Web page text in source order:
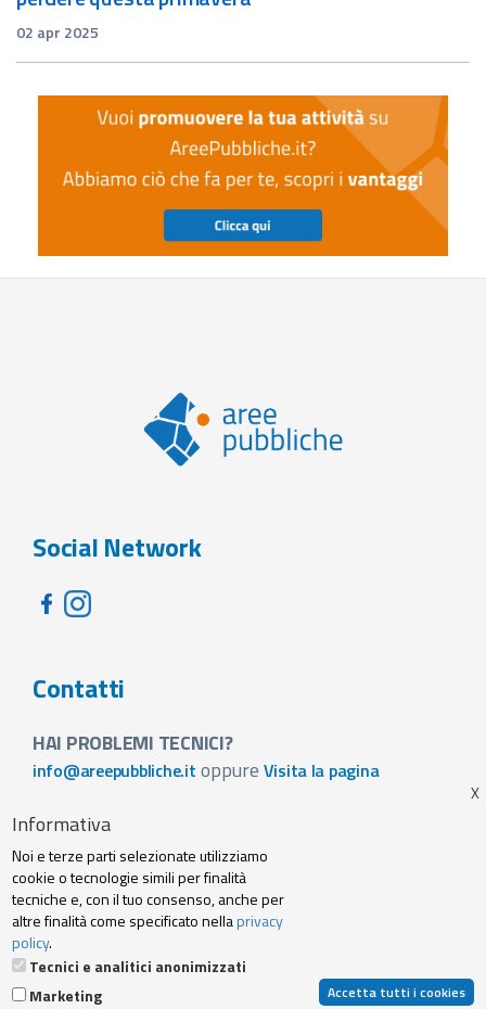
02 apr 2025
Social Network
Contatti
HAI PROBLEMI TECNICI?
info@areepubbliche.it oppure Visita la pagina
Visita la pagina
Footer
menu
Web agency Privacy policy e cookie
Termini Servizio
Informativa
Noi e terze parti selezionate utilizziamo
cookie o tecnologie simili per finalità
tecniche e, con il tuo consenso, anche per
altre finalità come specificato nellaprivacy
policy.
Tecnici e analitici anonimizzati
Marketing
Accetta tutti i cookies